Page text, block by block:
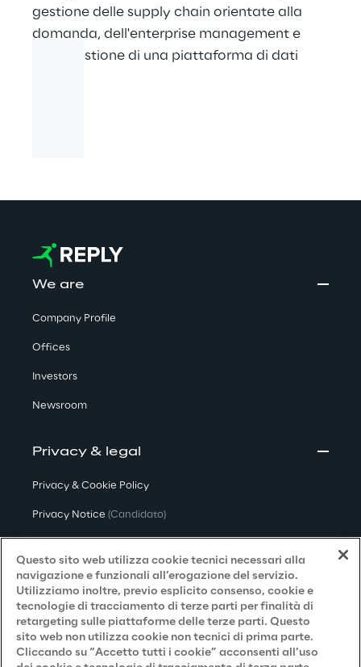
gestione delle supply chain orientate alla
domanda, dell'enterprise management e
della gestione di una piattaforma di dati
We are
Company Profile
Offices
Investors
Newsroom
Privacy & legal
Privacy & Cookie Policy
Privacy Notice (Candidato)
Privacy Notice(Fornitore)
Privacy Notice (Marketing)
Accessibilità
Questo sito web utilizza cookie tecnici necessari alla
navigazione e funzionali all’erogazione del servizio.
Utilizziamo inoltre, previo esplicito consenso, cookie e
tecnologie di tracciamento di terze parti per finalità di
retargeting sulle piattaforme delle terze parti. Questo
sito web non utilizza cookie non tecnici di prima parte.
Cliccando su “Accetto tutti i cookie” acconsenti all’uso